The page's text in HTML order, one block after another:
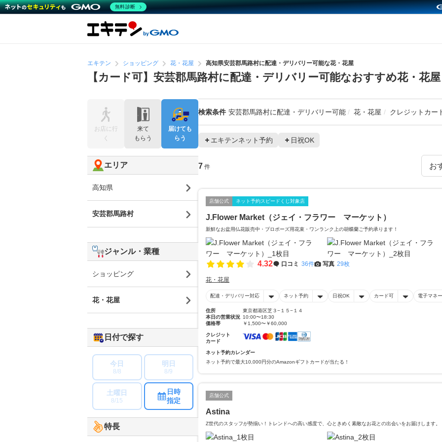
エキテン ショッピング 花・花屋 高知県安芸郡馬路村に配達・デリバリー可能な花・花屋
【カード可】安芸郡馬路村に配達・デリバリー可能なおすすめ花・花屋
検索条件 安芸郡馬路村に配達・デリバリー可能 花・花屋 クレジットカー
エキテンネット予約 日祝OK
7 件
店舗公式 ネット予約スピードくじ対象店
J.Flower Market（ジェイ・フラワー マーケット）
新鮮なお盆用仏花販売中・プロポーズ用花束・ワンランク上の胡蝶蘭ご予約承ります！
4.32 口コミ 36件 写真 29枚
花・花屋
配達・デリバリー対応 ネット予約 日祝OK カード可 電子マネ
住所
東京都港区芝３−１５−１４
本日の営業状況 10:00〜18:30
価格帯
￥1,500〜￥60,000
クレジット
カード
ネット予約カレンダー
ネット予約で最大10,000円分のAmazonギフトカードが当たる！
店舗公式
Astina
Z世代のスタッフが勢揃い！トレンドへの高い感度で、心ときめく素敵なお花との出会いをお届けします。
お店に行
く
来て
もらう
届けても
らう
エリア
高知県
安芸郡馬路村
ジャンル・業種
ショッピング
花・花屋
日付で探す
今日
8/8
明日
8/9
土曜日
8/15
日時
指定
特長
無料診断